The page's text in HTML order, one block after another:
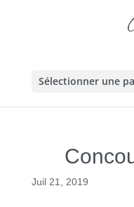
Sélectionner une
Juil 21, 2019